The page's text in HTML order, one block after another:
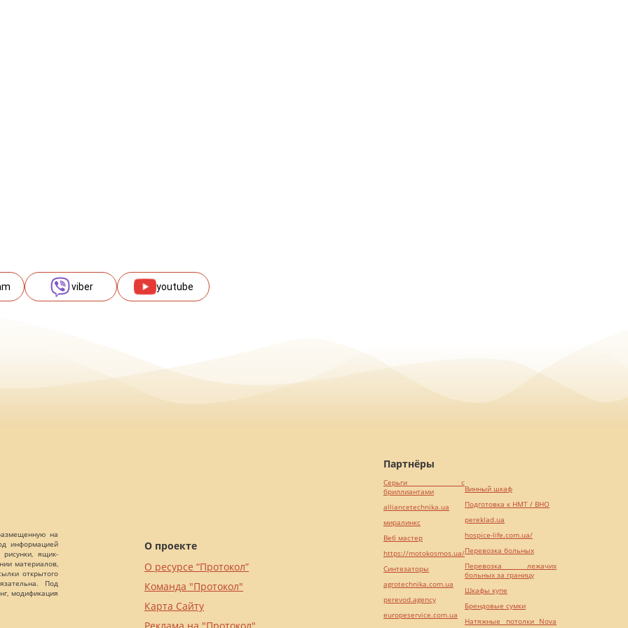
viber youtube
на
информацией
рисунки, ящик-
материалов,
открытого
Под
модификация
О проекте
О ресурсе “Протокол”
Команда "Протокол"
Карта Сайту
Партнёры
Серьги с
бриллиантами
alliancetechnika.ua
миралинкс
Веб мастер
https://motokosmos.ua/
Синтезаторы
agrotechnika.com.ua
perevod.agency
europeservice.com.ua
Винный шкаф
Подготовка к НМТ / ВНО
pereklad.ua
hospice-life.com.ua/
Перевозка больных
Перевозка лежачих
больных за границу
Шкафы купе
Брендовые сумки
Натяжные потолки Nova